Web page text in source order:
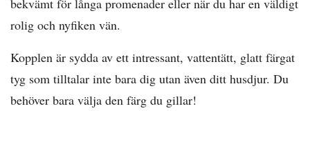
bekvämt för långa promenader eller när du har en väldigt
rolig och nyfiken vän.
Kopplen är sydda av ett intressant, vattentätt, glatt färgat
tyg som tilltalar inte bara dig utan även ditt husdjur. Du
behöver bara välja den färg du gillar!